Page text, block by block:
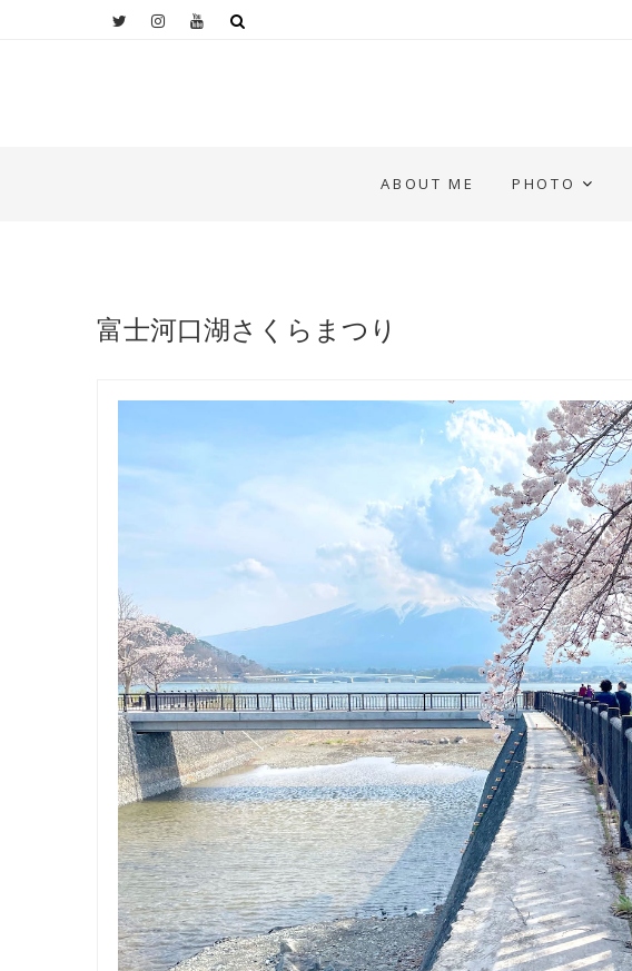
ABOUT ME PHOTO
富士河口湖さくらまつり